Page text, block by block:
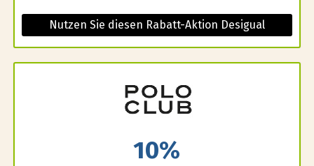
Nutzen Sie diesen Rabatt-Aktion Desigual
10%